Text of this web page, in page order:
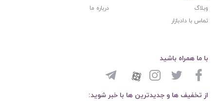
وبلاگ
درباره ما
تماس با دادبازار
از تخفیف ها و جدیدترین ها با خبر شوید:
با ما همراه باشید